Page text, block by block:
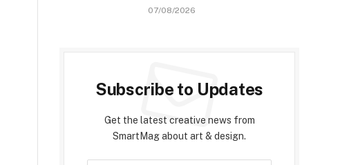
07/08/2026
Subscribe to Updates
Get the latest creative news from
SmartMag about art & design.